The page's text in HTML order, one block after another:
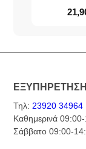
Τηλ:23920 34964
Καθημερινά
Σάββατο 09:00-